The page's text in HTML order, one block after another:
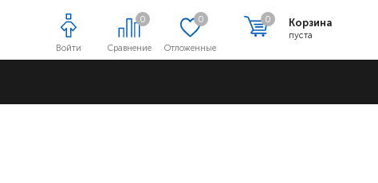
Сравнение
0
Отложенные
0 Корзина
пуста
0
Войти